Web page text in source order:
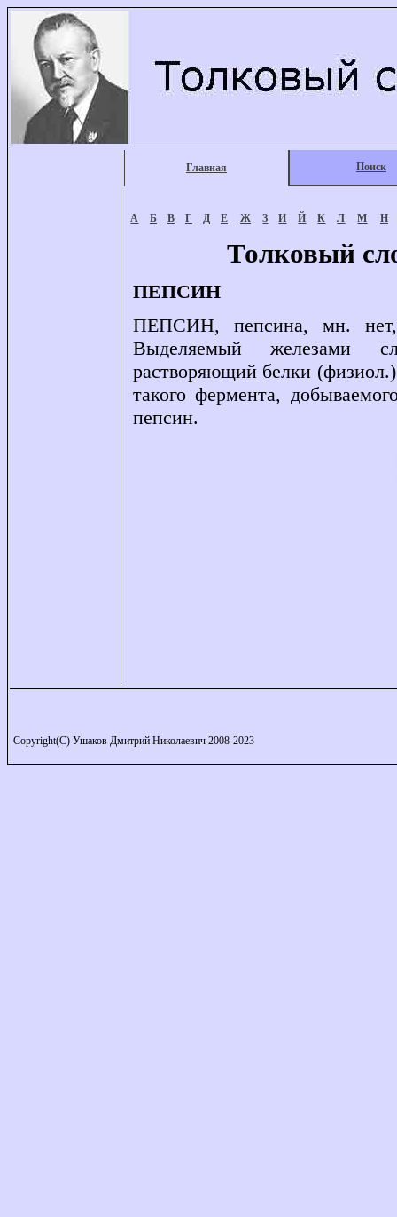
Главная Поиск
А Б В Г Д Е Ж З И Й К Л М Н
Толковый
ПЕПСИН
ПЕПСИН, пепсина, мн.
Выделяемый железами
растворяющий белки
такого фермента,
пепсин.
Copyright(C) Ушаков Дмитрий Николаевич 2008-2023